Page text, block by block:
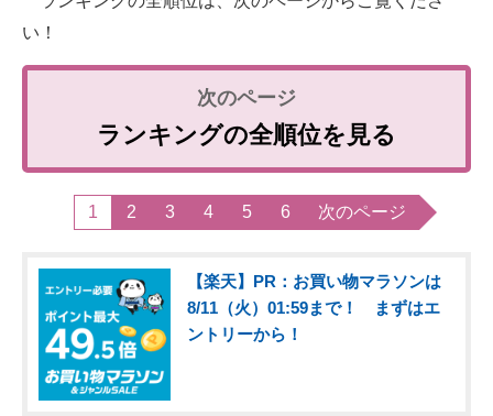
い！
ランキングの全順位を見る
1 2 3 4 5 6 次のページ
【楽天】PR：お買い物マラソンは
8/11（火）01:59まで！ まずはエ
ントリーから！